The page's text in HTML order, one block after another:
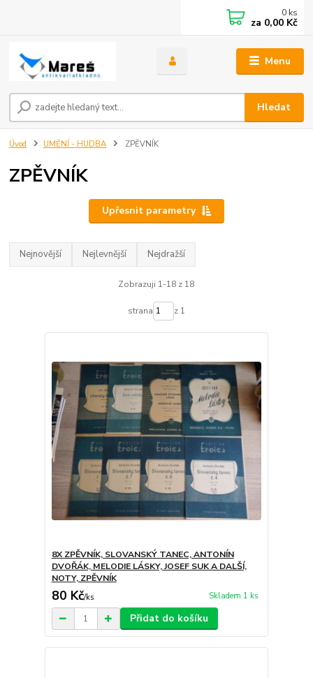
Menu
Hledat
0 ks
za 0,00 Kč
Úvod UMĚNÍ - HUDBA ZPĚVNÍK
ZPĚVNÍK
Upřesnit parametry
Nejnovější Nejlevnější Nejdražší
Zobrazuji 1-18 z 18
strana z 1
8X ZPĚVNÍK, SLOVANSKÝ TANEC, ANTONÍN
DVOŘÁK, MELODIE LÁSKY, JOSEF SUK A DALŠÍ,
NOTY, ZPĚVNÍK
80 Kč/ks Skladem 1 ks
Přidat do košíku